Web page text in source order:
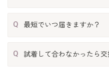
Q 最短でいつ届きますか？
Q 試着して合わなかったら